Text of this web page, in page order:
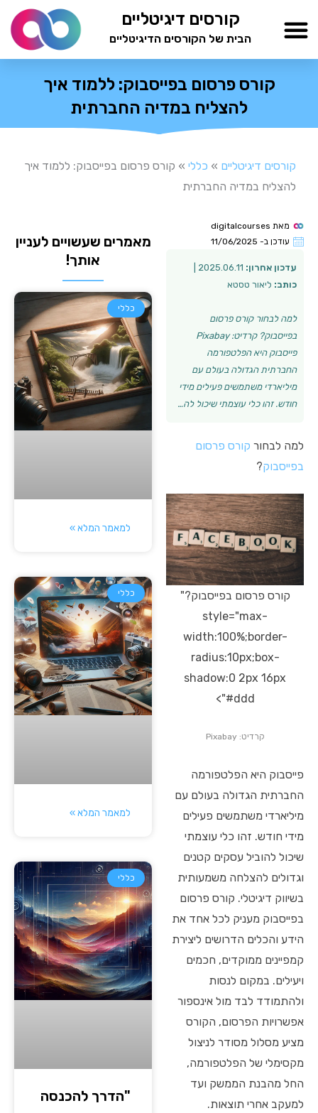
לתוכן
קורסים דיגיטליים
הבית של הקורסים הדיגיטליים
קורס פרסום בפייסבוק: ללמוד איך
להצליח במדיה החברתית
קורסים דיגיטליים » כללי » קורס פרסום בפייסבוק: ללמוד איך
להצליח במדיה החברתית
מאת
עודכן ב- 11/06/2025
עדכון אחרון:
כותב: ליאור טסטא
למה לבחור קורס פרסום
בפייסבוק? קרדיט: Pixabay
פייסבוק היא הפלטפורמה
החברתית הגדולה בעולם עם
מיליארדי משתמשים פעילים מידי
חודש. זהו כלי עוצמתי שיכול לה…
למה לבחור קורס פרסום
בפייסבוק?
קורס פרסום בפייסבוק?"
style="max-
width:100%;border-
radius:10px;box-
shadow:0 2px 16px
#ddd">
קרדיט: Pixabay
פייסבוק היא הפלטפורמה
החברתית הגדולה בעולם עם
מיליארדי משתמשים פעילים
מידי חודש. זהו כלי עוצמתי
שיכול להוביל עסקים קטנים
וגדולים להצלחה משמעותית
בשיווק דיגיטלי. קורס פרסום
בפייסבוק מעניק לכל אחד את
הידע והכלים הדרושים ליצירת
קמפיינים ממוקדים, חכמים
ויעילים. במקום לנסות
ולהתמודד לבד מול אינספור
אפשרויות הפרסום, הקורס
מציע מסלול מסודר לניצול
מקסימלי של הפלטפורמה,
החל מהבנת הממשק ועד
למעקב אחרי תוצאות.
מאמרים שעשויים לעניין
אותך!
כללי
למאמר המלא »
כללי
למאמר המלא »
כללי
"הדרך להכנסה